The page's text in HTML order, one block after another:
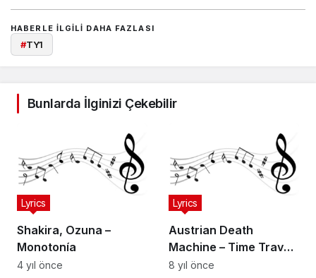
HABERLE ILGILI DAHA FAZLASI
#TY1
Bunlarda İlginizi Çekebilir
Shakira, Ozuna –
Monotonía
Lyrics
4 yıl önce
Austrian Death
Machine – Time Travel:
The Metallica
Lyrics
8 yıl önce